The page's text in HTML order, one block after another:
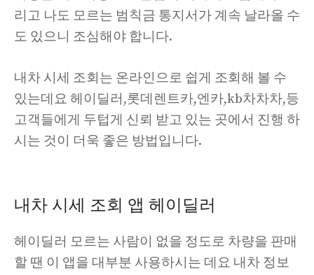
리고 나도 모르는 범칙금 통지서가 계속 날라올 수
도 있으니 조심해야 합니다.
내차 시세 조회는 온라인으로 쉽게 조회해 볼 수
있는데요 헤이딜러,롯데렌트카,엔카,kb차차차,등
고객들에게 두텁게 신뢰 받고 있는 곳에서 진행 하
시는 것이 더욱 좋은 방법입니다.
내차 시세 조회 앱 헤이딜러
헤이딜러 모르는 사람이 없을 정도로 차량을 판매
할 땐 이 앱을 대부분 사용하시는 데요 내차 정보